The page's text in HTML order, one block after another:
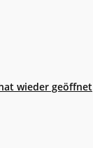
wieder geöffnet